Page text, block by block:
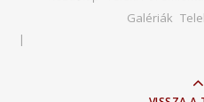
Galériák